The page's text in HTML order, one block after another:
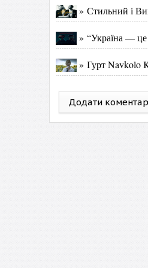
» Стильний і
» “Україна — це
» Гурт Navkolo
Додати коментар